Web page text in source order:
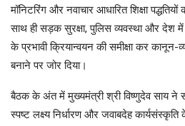
मॉनिटरिंग और नवाचार आधारित शिक्षा
साथ ही सड़क सुरक्षा, पुलिस व्यवस्था और देश
के प्रभावी क्रियान्वयन की समीक्षा कर
बनाने पर जोर दिया।
बैठक के अंत में मुख्यमंत्री श्री विष्णुदेव साय ने
स्पष्ट लक्ष्य निर्धारण और जवाबदेह